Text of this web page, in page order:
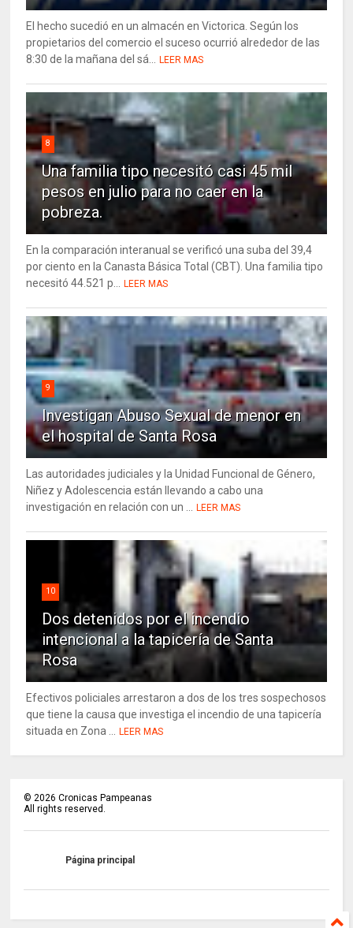
El hecho sucedió en un almacén en Victorica. Según los
propietarios del comercio el suceso ocurrió alrededor de las
8:30 de la mañana del sá...
LEER MAS
8
Una familia tipo necesitó casi 45 mil
pesos en julio para no caer en la
pobreza.
En la comparación interanual se verificó una suba del 39,4
por ciento en la Canasta Básica Total (CBT). Una familia tipo
necesitó 44.521 p...
LEER MAS
9
Investigan Abuso Sexual de menor en
el hospital de Santa Rosa
Las autoridades judiciales y la Unidad Funcional de Género,
Niñez y Adolescencia están llevando a cabo una
investigación en relación con un ...
LEER MAS
10
Dos detenidos por el incendio
intencional a la tapicería de Santa
Rosa
Efectivos policiales arrestaron a dos de los tres sospechosos
que tiene la causa que investiga el incendio de una tapicería
situada en Zona ...
LEER MAS
© 2026 Cronicas Pampeanas
All rights reserved.
Página principal